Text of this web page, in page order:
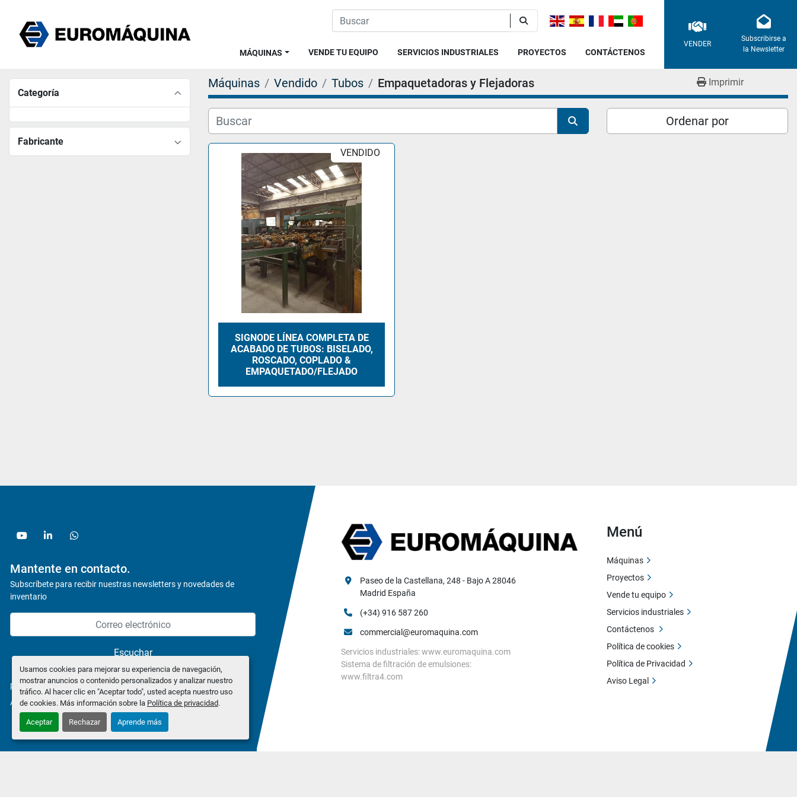
Usamos cookies para mejorar su experiencia de navegación,
mostrar anuncios o contenido personalizados y analizar nuestro
tráfico. Al hacer clic en "Aceptar todo", usted acepta nuestro uso
de cookies. Más información sobre la Política de privacidad.
Aceptar Rechazar Aprende más
MÁQUINAS PROYECTOS
VENDE TU EQUIPO SERVICIOS INDUSTRIALES CONTÁCTENOS
VENDER
Subscribirse a
la Newsletter
Categoría
Fabricante
Máquinas Vendido Tubos Empaquetadoras y Flejadoras Imprimir
Ordenar por
VENDIDO
SIGNODE LÍNEA COMPLETA DE
ACABADO DE TUBOS: BISELADO,
ROSCADO, COPLADO &
EMPAQUETADO/FLEJADO
youtubelinkedinwhatsapp
Mantente en contacto.
Subscríbete para recibir nuestras newsletters y novedades de
inventario
Escuchar
política de privacidad
Administrar cookies
Paseo de la Castellana, 248 - Bajo A 28046
Madrid España
(+34) 916 587 260
commercial@euromaquina.com
Servicios industriales: www.euromaquina.com
Sistema de filtración de emulsiones:
www.filtra4.com
Menú
Máquinas
Proyectos
Vende tu equipo
Servicios industriales
Contáctenos
Política de cookies
Política de Privacidad
Aviso Legal